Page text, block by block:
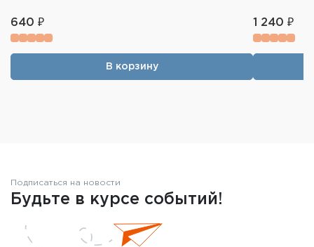
640 ₽
В корзину
1 240 ₽
Подписаться на новости
Будьте в курсе событий!